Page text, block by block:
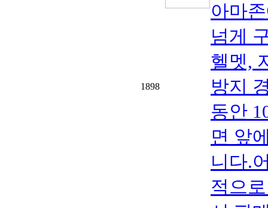
1898
아마
넘게
헬멧,
방지
동안
면 앞
니다.
적으